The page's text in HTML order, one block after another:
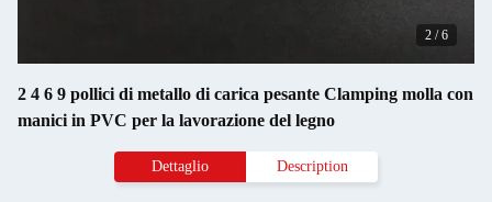
2 /6
2 4 6 9 pollici di metallo di carica pesante Clamping molla con
manici in PVC per la lavorazione del legno
Dettaglio Description